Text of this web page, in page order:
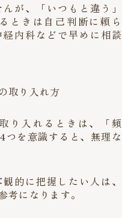
が、「いつもと違う」
ときは自己判断に頼ら
内科などで早めに相談
取り入れ方
り入れるときは、「頻
を意識すると、無理な
的に把握したい人は、
考になります。